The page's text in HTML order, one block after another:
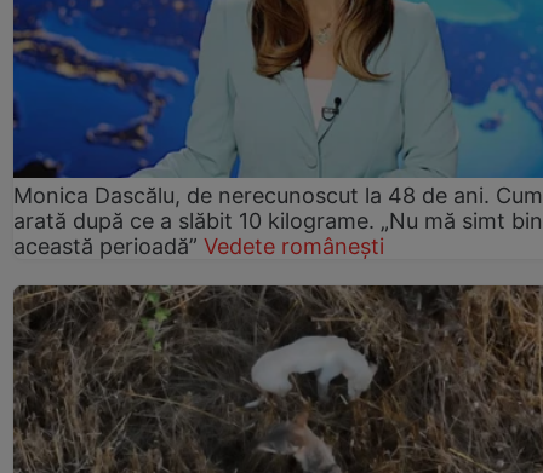
Monica Dascălu, de nerecunoscut la 48 de ani. Cum
arată după ce a slăbit 10 kilograme. „Nu mă simt
această perioadă” Vedete românești